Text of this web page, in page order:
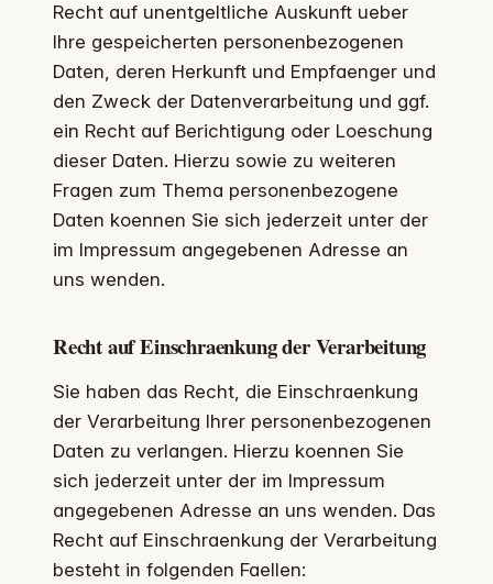
Recht auf unentgeltliche Auskunft ueber
Ihre gespeicherten personenbezogenen
Daten, deren Herkunft und Empfaenger und
den Zweck der Datenverarbeitung und ggf.
ein Recht auf Berichtigung oder Loeschung
dieser Daten. Hierzu sowie zu weiteren
Fragen zum Thema personenbezogene
Daten koennen Sie sich jederzeit unter der
im Impressum angegebenen Adresse an
uns wenden.
Recht auf Einschraenkung der Verarbeitung
Sie haben das Recht, die Einschraenkung
der Verarbeitung Ihrer personenbezogenen
Daten zu verlangen. Hierzu koennen Sie
sich jederzeit unter der im Impressum
angegebenen Adresse an uns wenden. Das
Recht auf Einschraenkung der Verarbeitung
besteht in folgenden Faellen: